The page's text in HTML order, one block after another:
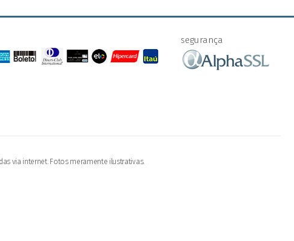
segurança
via internet. Fotos meramente ilustrativas.